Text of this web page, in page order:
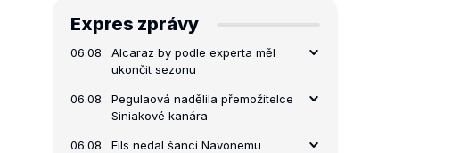
Expres zprávy
06.08. Alcaraz by podle experta měl
ukončit sezonu
06.08. Pegulaová nadělila přemožitelce
Siniakové kanára
06.08. Fils nedal šanci Navonemu